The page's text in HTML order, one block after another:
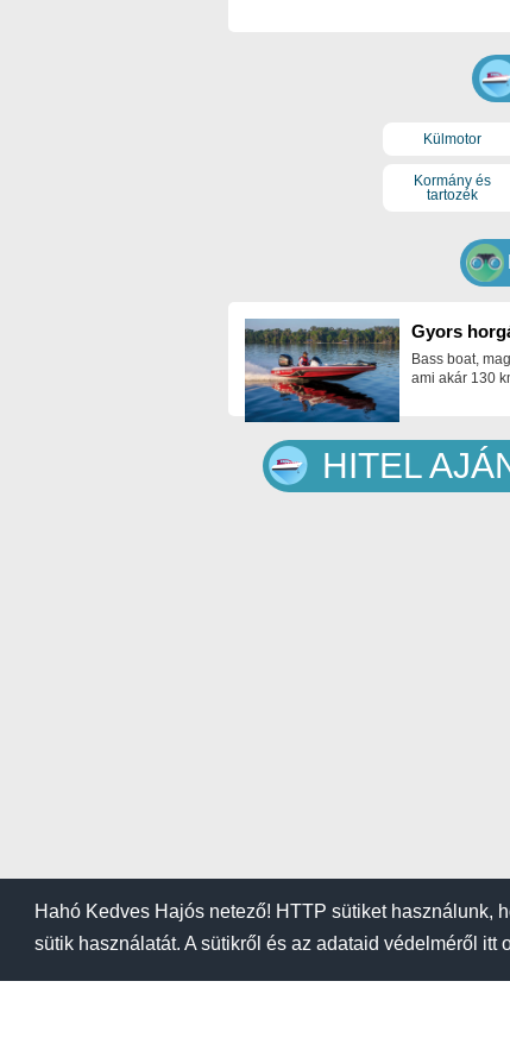
Hahó Kedves Hajós netező! HTTP sütiket használunk,
sütik használatát. A sütikről és az adataid védelméről itt
Külmotor
Kormány és
tartozék
Gyors
Bass boat,
ami akár 130
HITEL